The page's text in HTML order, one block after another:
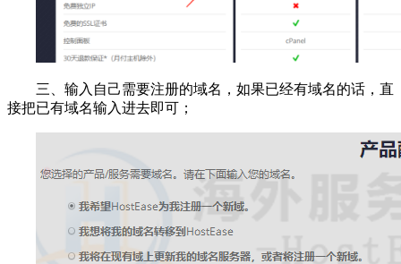
三、输入自己需要注册的域名，如果已经有域名的话，直
接把已有域名输入进去即可；